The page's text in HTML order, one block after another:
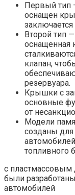
Первый тип
оснащен
Второй тип
оснащенная
клапан,
резервуара.
Крышки с
основные
от
Модели
созданы
топливного
с пластмассовым
были
автомобилей